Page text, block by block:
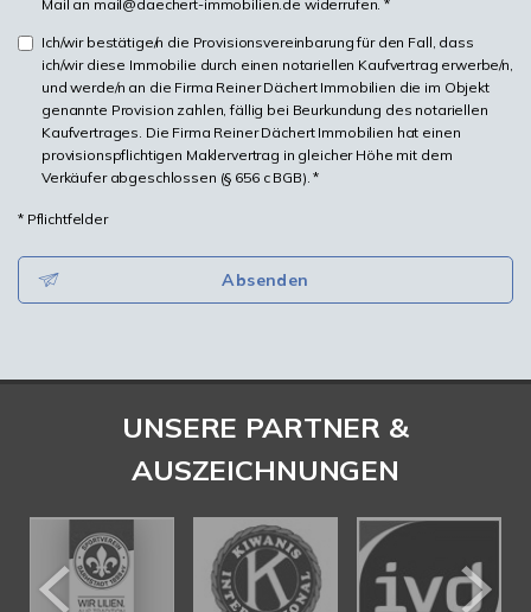
Mail an mail@daechert-immobilien.de widerrufen. *
Ich/wir bestätige/n die Provisionsvereinbarung für den Fall, dass
ich/wir diese Immobilie durch einen notariellen Kaufvertrag erwerbe/n,
und werde/n an die Firma Reiner Dächert Immobilien die im Objekt
genannte Provision zahlen, fällig bei Beurkundung des notariellen
Kaufvertrages. Die Firma Reiner Dächert Immobilien hat einen
provisionspflichtigen Maklervertrag in gleicher Höhe mit dem
Verkäufer abgeschlossen (§ 656 c BGB). *
* Pflichtfelder
Absenden
UNSERE PARTNER &
AUSZEICHNUNGEN